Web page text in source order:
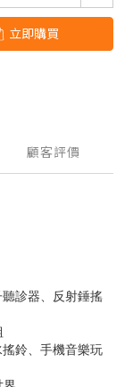
立即購買
顧客評價
診器、反射錘搖
鈴、手機音樂玩